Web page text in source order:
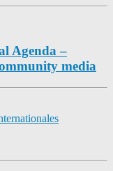
Agenda –
media